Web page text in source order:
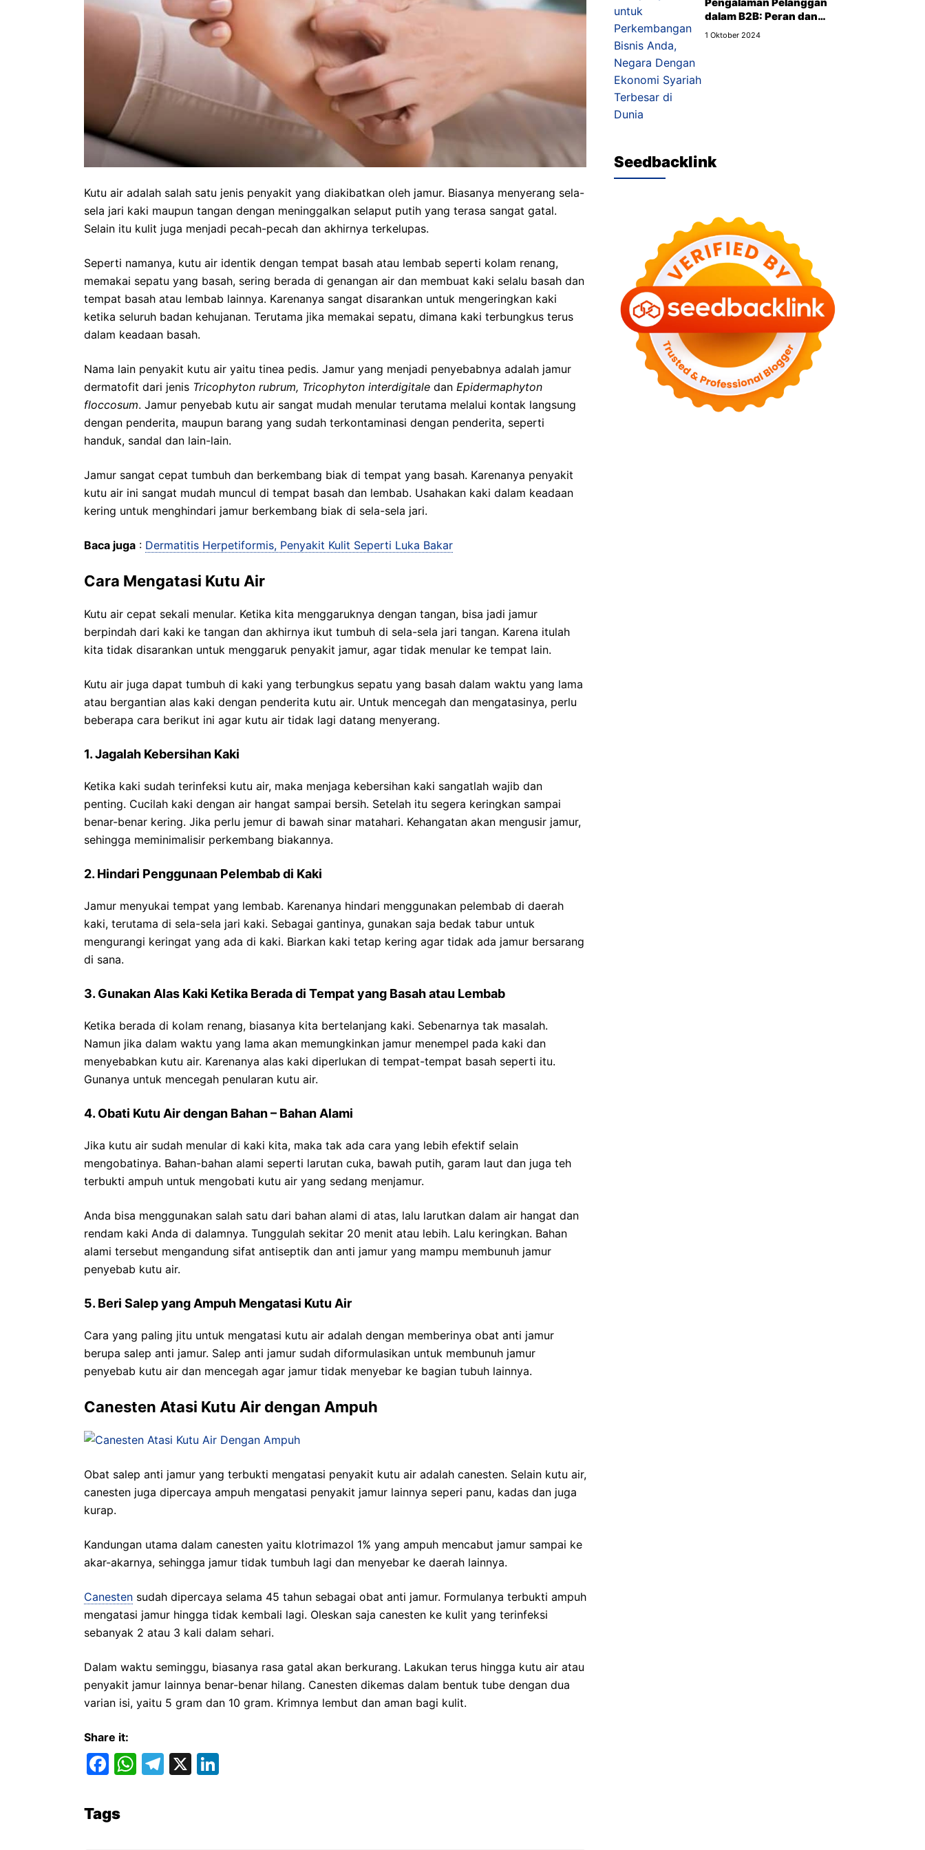
Kutu air adalah salah satu jenis penyakit yang diakibatkan oleh jamur. Biasanya menyerang sela-
sela jari kaki maupun tangan dengan meninggalkan selaput putih yang terasa sangat gatal.
Selain itu kulit juga menjadi pecah-pecah dan akhirnya terkelupas.
Seperti namanya, kutu air identik dengan tempat basah atau lembab seperti kolam renang,
memakai sepatu yang basah, sering berada di genangan air dan membuat kaki selalu basah dan
tempat basah atau lembab lainnya. Karenanya sangat disarankan untuk mengeringkan kaki
ketika seluruh badan kehujanan. Terutama jika memakai sepatu, dimana kaki terbungkus terus
dalam keadaan basah.
Nama lain penyakit kutu air yaitu tinea pedis. Jamur yang menjadi penyebabnya adalah jamur
dermatofit dari jenis Tricophyton rubrum, Tricophyton interdigitale dan Epidermaphyton
floccosum. Jamur penyebab kutu air sangat mudah menular terutama melalui kontak langsung
dengan penderita, maupun barang yang sudah terkontaminasi dengan penderita, seperti
handuk, sandal dan lain-lain.
Jamur sangat cepat tumbuh dan berkembang biak di tempat yang basah. Karenanya penyakit
kutu air ini sangat mudah muncul di tempat basah dan lembab. Usahakan kaki dalam keadaan
kering untuk menghindari jamur berkembang biak di sela-sela jari.
Baca juga : Dermatitis Herpetiformis, Penyakit Kulit Seperti Luka Bakar
Cara Mengatasi Kutu Air
Kutu air cepat sekali menular. Ketika kita menggaruknya dengan tangan, bisa jadi jamur
berpindah dari kaki ke tangan dan akhirnya ikut tumbuh di sela-sela jari tangan. Karena itulah
kita tidak disarankan untuk menggaruk penyakit jamur, agar tidak menular ke tempat lain.
Kutu air juga dapat tumbuh di kaki yang terbungkus sepatu yang basah dalam waktu yang lama
atau bergantian alas kaki dengan penderita kutu air. Untuk mencegah dan mengatasinya, perlu
beberapa cara berikut ini agar kutu air tidak lagi datang menyerang.
1. Jagalah Kebersihan Kaki
Ketika kaki sudah terinfeksi kutu air, maka menjaga kebersihan kaki sangatlah wajib dan
penting. Cucilah kaki dengan air hangat sampai bersih. Setelah itu segera keringkan sampai
benar-benar kering. Jika perlu jemur di bawah sinar matahari. Kehangatan akan mengusir jamur,
sehingga meminimalisir perkembang biakannya.
2. Hindari Penggunaan Pelembab di Kaki
Jamur menyukai tempat yang lembab. Karenanya hindari menggunakan pelembab di daerah
kaki, terutama di sela-sela jari kaki. Sebagai gantinya, gunakan saja bedak tabur untuk
mengurangi keringat yang ada di kaki. Biarkan kaki tetap kering agar tidak ada jamur bersarang
di sana.
3. Gunakan Alas Kaki Ketika Berada di Tempat yang Basah atau Lembab
Ketika berada di kolam renang, biasanya kita bertelanjang kaki. Sebenarnya tak masalah.
Namun jika dalam waktu yang lama akan memungkinkan jamur menempel pada kaki dan
menyebabkan kutu air. Karenanya alas kaki diperlukan di tempat-tempat basah seperti itu.
Gunanya untuk mencegah penularan kutu air.
4. Obati Kutu Air dengan Bahan – Bahan Alami
Jika kutu air sudah menular di kaki kita, maka tak ada cara yang lebih efektif selain
mengobatinya. Bahan-bahan alami seperti larutan cuka, bawah putih, garam laut dan juga teh
terbukti ampuh untuk mengobati kutu air yang sedang menjamur.
Anda bisa menggunakan salah satu dari bahan alami di atas, lalu larutkan dalam air hangat dan
rendam kaki Anda di dalamnya. Tunggulah sekitar 20 menit atau lebih. Lalu keringkan. Bahan
alami tersebut mengandung sifat antiseptik dan anti jamur yang mampu membunuh jamur
penyebab kutu air.
5. Beri Salep yang Ampuh Mengatasi Kutu Air
Cara yang paling jitu untuk mengatasi kutu air adalah dengan memberinya obat anti jamur
berupa salep anti jamur. Salep anti jamur sudah diformulasikan untuk membunuh jamur
penyebab kutu air dan mencegah agar jamur tidak menyebar ke bagian tubuh lainnya.
Canesten Atasi Kutu Air dengan Ampuh
Obat salep anti jamur yang terbukti mengatasi penyakit kutu air adalah canesten. Selain kutu air,
canesten juga dipercaya ampuh mengatasi penyakit jamur lainnya seperi panu, kadas dan juga
kurap.
Kandungan utama dalam canesten yaitu klotrimazol 1% yang ampuh mencabut jamur sampai ke
akar-akarnya, sehingga jamur tidak tumbuh lagi dan menyebar ke daerah lainnya.
Canesten sudah dipercaya selama 45 tahun sebagai obat anti jamur. Formulanya terbukti ampuh
mengatasi jamur hingga tidak kembali lagi. Oleskan saja canesten ke kulit yang terinfeksi
sebanyak 2 atau 3 kali dalam sehari.
Dalam waktu seminggu, biasanya rasa gatal akan berkurang. Lakukan terus hingga kutu air atau
penyakit jamur lainnya benar-benar hilang. Canesten dikemas dalam bentuk tube dengan dua
varian isi, yaitu 5 gram dan 10 gram. Krimnya lembut dan aman bagi kulit.
Share it:
F
c
e
W T
X
Tags
dalam B2B: Peran dan
Manfaat yang Wajib Kamu
1 Oktober 2024
Seedbacklink